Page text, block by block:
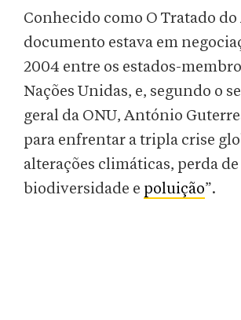
Conhecido como O Tratado
documento estava em
2004 entre os estados-
Nações Unidas, e, segundo o
geral da ONU, António
para enfrentar a tripla crise
alterações climáticas, perda de
biodiversidade e poluição”.